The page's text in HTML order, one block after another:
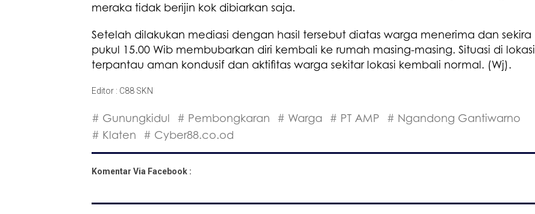
meraka tidak berijin kok dibiarkan saja.
Setelah dilakukan mediasi dengan hasil tersebut diatas warga menerima dan sekira
pukul 15.00 Wib membubarkan diri kembali ke rumah masing-masing. Situasi di lokasi
terpantau aman kondusif dan aktifitas warga sekitar lokasi kembali normal. (Wj).
Editor : C88 SKN
# Gunungkidul # Pembongkaran # Warga # PT AMP
# Ngandong Gantiwarno
# Klaten
# Cyber88.co.od
Komentar Via Facebook :